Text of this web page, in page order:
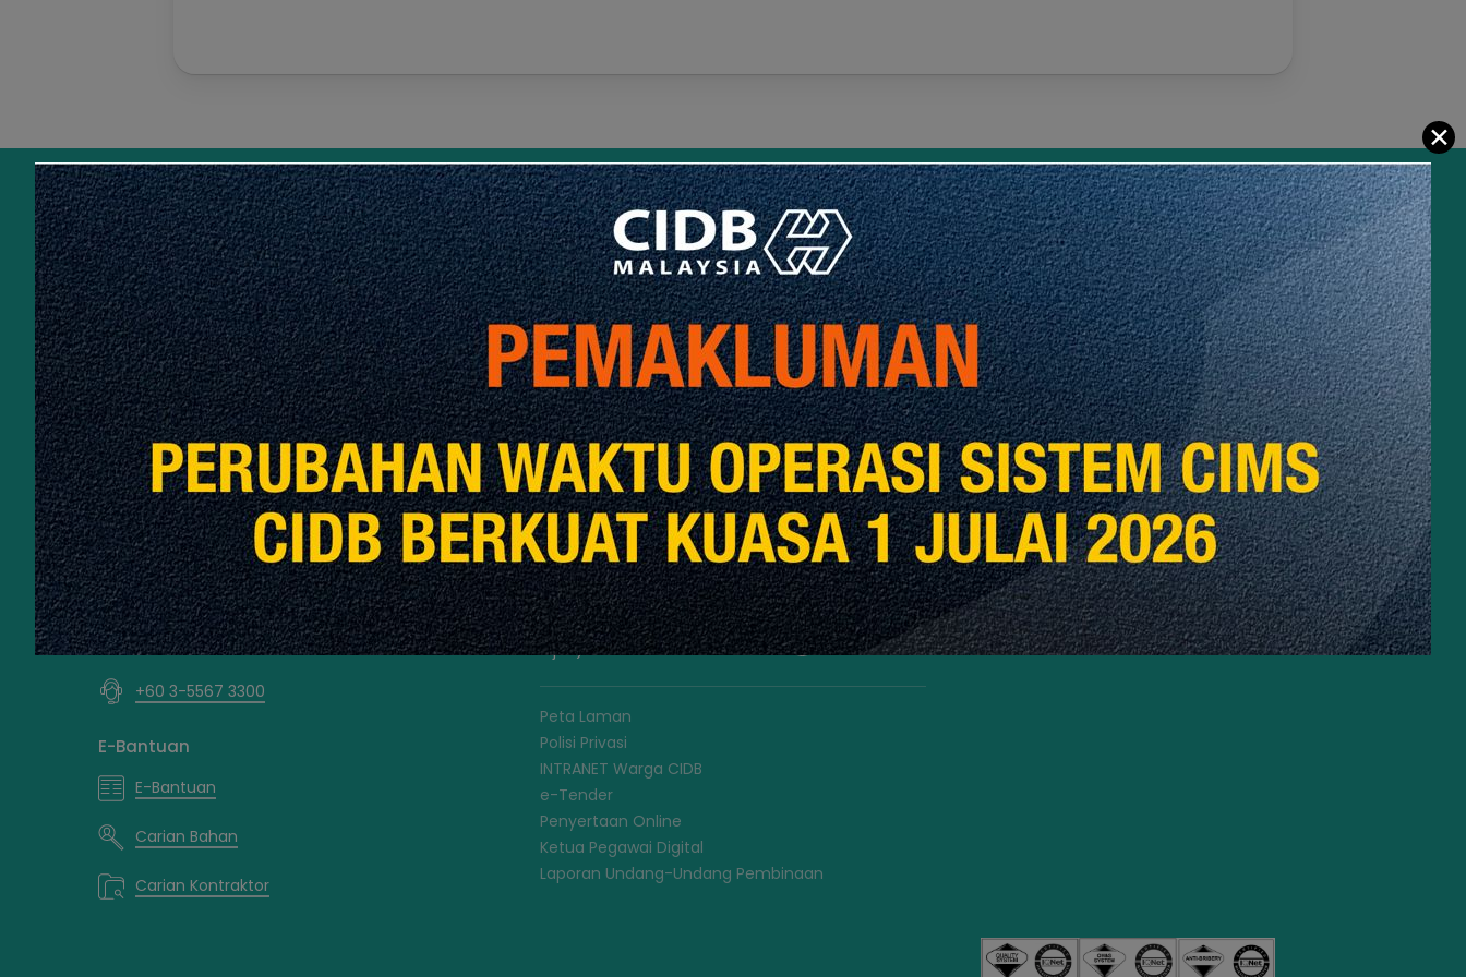
Soalan Lazim Intranet CIDB Penafian Polisi Keselamatan Polisi Privasi Peta Laman
Maklumat Untuk Dihubungi
Tingkat 11, CIDB 520
The MET Corporate Towers
No 20 Jalan Dutamas 2
50480 Kuala Lumpur
Untuk Urusan Kaunter,
Sila Ke
Pejabat Negeri / Cawangan
CIDB Careline
+60 3-5567 3300
E-Bantuan
E-Bantuan
Carian Bahan
Carian Kontraktor
Program Untuk Industri
Kontraktor
Personel Binaan
Bahan Binaan
Standard Industri Pembinaan CIS
Teknologi
Keselamatan &
Kesihatan
Kualiti
Kemapanan Alam
Sekitar
Maklumat Pembinaan
Misi Antarabangsa
Semakan Personel Binaan (Kad
Hijau)
Peta Laman
Polisi Privasi
INTRANET Warga CIDB
e-Tender
Penyertaan Online
Ketua Pegawai Digital
Laporan Undang-Undang Pembinaan
Like Page CIDB
✕